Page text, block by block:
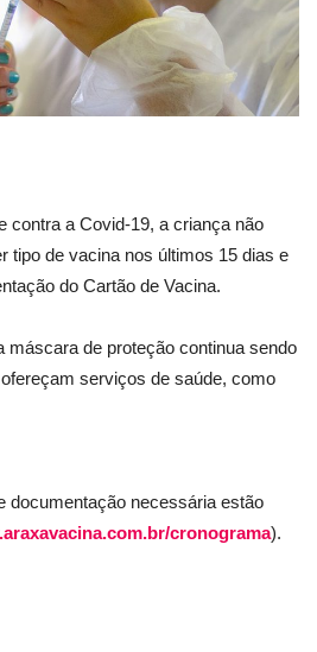
contra a Covid-19, a criança não
tipo de vacina nos últimos 15 dias e
do Cartão de Vacina.
máscara de proteção continua sendo
serviços de saúde, como
documentação necessária estão
cronograma).